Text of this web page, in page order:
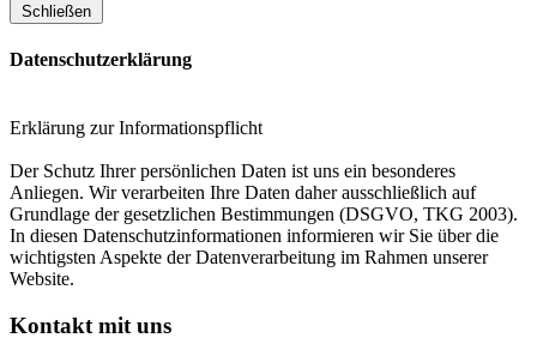
Schließen
Datenschutzerklärung
Erklärung zur Informationspflicht
Der Schutz Ihrer persönlichen Daten ist uns ein besonderes
Anliegen. Wir verarbeiten Ihre Daten daher ausschließlich auf
Grundlage der gesetzlichen Bestimmungen (DSGVO, TKG 2003).
In diesen Datenschutzinformationen informieren wir Sie über die
wichtigsten Aspekte der Datenverarbeitung im Rahmen unserer
Website.
Kontakt mit uns